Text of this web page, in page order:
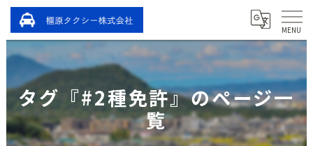
タグ『#2種免許』のページ一
覧